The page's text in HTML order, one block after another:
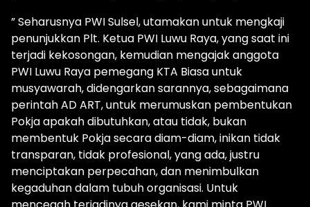
” Seharusnya PWI Sulsel, utamakan untuk mengkaji
penunjukkan Plt. Ketua PWI Luwu Raya, yang saat ini
terjadi kekosongan, kemudian mengajak anggota
PWI Luwu Raya pemegang KTA Biasa untuk
musyawarah, didengarkan sarannya, sebagaimana
perintah AD ART, untuk merumuskan pembentukan
Pokja apakah dibutuhkan, atau tidak, bukan
membentuk Pokja secara diam-diam, inikan tidak
transparan, tidak profesional, yang ada, justru
menciptakan perpecahan, dan menimbulkan
kegaduhan dalam tubuh organisasi. Untuk